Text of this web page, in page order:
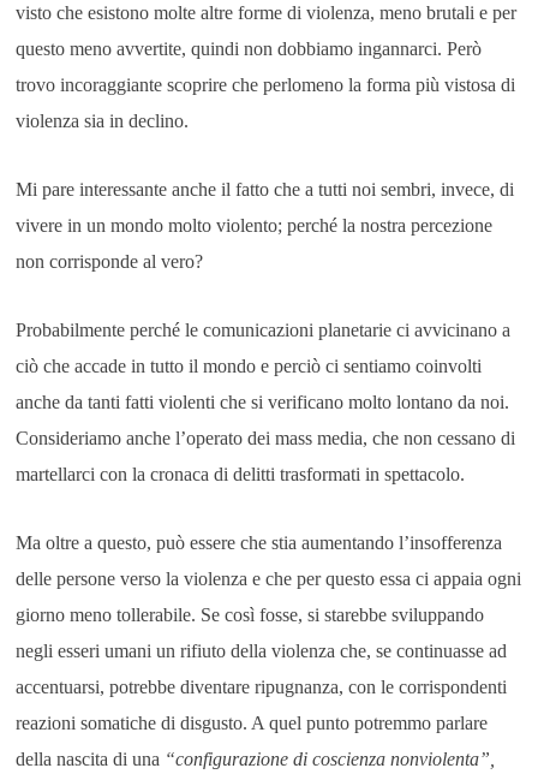
visto che esistono molte altre forme di violenza, meno brutali e per
questo meno avvertite, quindi non dobbiamo ingannarci. Però
trovo incoraggiante scoprire che perlomeno la forma più vistosa di
violenza sia in declino.
Mi pare interessante anche il fatto che a tutti noi sembri, invece, di
vivere in un mondo molto violento; perché la nostra percezione
non corrisponde al vero?
Probabilmente perché le comunicazioni planetarie ci avvicinano a
ciò che accade in tutto il mondo e perciò ci sentiamo coinvolti
anche da tanti fatti violenti che si verificano molto lontano da noi.
Consideriamo anche l’operato dei mass media, che non cessano di
martellarci con la cronaca di delitti trasformati in spettacolo.
Ma oltre a questo, può essere che stia aumentando l’insofferenza
delle persone verso la violenza e che per questo essa ci appaia ogni
giorno meno tollerabile. Se così fosse, si starebbe sviluppando
negli esseri umani un rifiuto della violenza che, se continuasse ad
accentuarsi, potrebbe diventare ripugnanza, con le corrispondenti
reazioni somatiche di disgusto. A quel punto potremmo parlare
della nascita di una “configurazione di coscienza nonviolenta”,